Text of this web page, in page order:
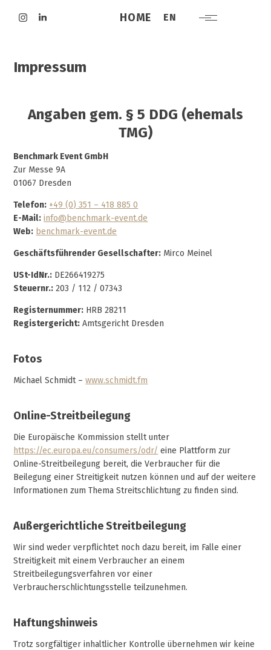
HOME EN
Impressum
Angaben gem. § 5 DDG (ehemals
TMG)
Benchmark Event GmbH
Zur Messe 9A
01067 Dresden
Telefon: +49 (0) 351 – 418 885 0
E-Mail: info@benchmark-event.de
Web: benchmark-event.de
Geschäftsführender Gesellschafter: Mirco Meinel
USt-IdNr.: DE266419275
Steuernr.: 203 / 112 / 07343
Registernummer: HRB 28211
Registergericht: Amtsgericht Dresden
Fotos
Michael Schmidt –www.schmidt.fm
Online-Streitbeilegung
Die Europäische Kommission stellt unter
https://ec.europa.eu/consumers/odr/ eine Plattform zur
Online-Streitbeilegung bereit, die Verbraucher für die
Beilegung einer Streitigkeit nutzen können und auf der weitere
Informationen zum Thema Streitschlichtung zu finden sind.
Außergerichtliche Streitbeilegung
Wir sind weder verpflichtet noch dazu bereit, im Falle einer
Streitigkeit mit einem Verbraucher an einem
Streitbeilegungsverfahren vor einer
Verbraucherschlichtungsstelle teilzunehmen.
Haftungshinweis
Trotz sorgfältiger inhaltlicher Kontrolle übernehmen wir keine